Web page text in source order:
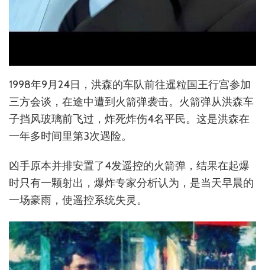
1998年9月24日，洪森的车队前往暹粒国王行宫参加
三方会谈，在途中遭到火箭弹袭击。火箭弹从洪森车
子挡风玻璃前飞过，炸死炸伤4名平民。这是洪森在
一年多时间里第3次遇险。
凶手原本并排安置了4发遥控的火箭弹，结果在起爆
时只有一颗射出，爆炸专家分析认为，是当天早晨的
一场豪雨，使遥控系统失灵。